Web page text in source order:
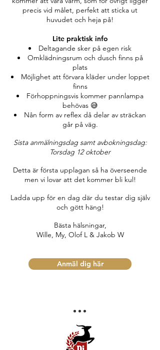
precis vid målet, perfekt att sticka ut
huvudet och heja på!
Lite praktisk info
Deltagande sker på egen risk
Omklädningsrum och dusch finns på
plats
Möjlighet att förvara kläder under loppet
finns
Förhoppningsvis kommer pannlampa
behövas 😅
Nån form av reflex då delar av sträckan
går på väg.
Sista anmälningsdag samt avbokningsdag:
Torsdag 12 oktober
Detta är första upplagan så ha överseende
men vi lovar att det kommer bli kul!
Ladda upp för en dag där du testar dig själv
och gött häng!
Bästa hälsningar,
Wille, My, Olof L & Jakob W
Anmäl dig här